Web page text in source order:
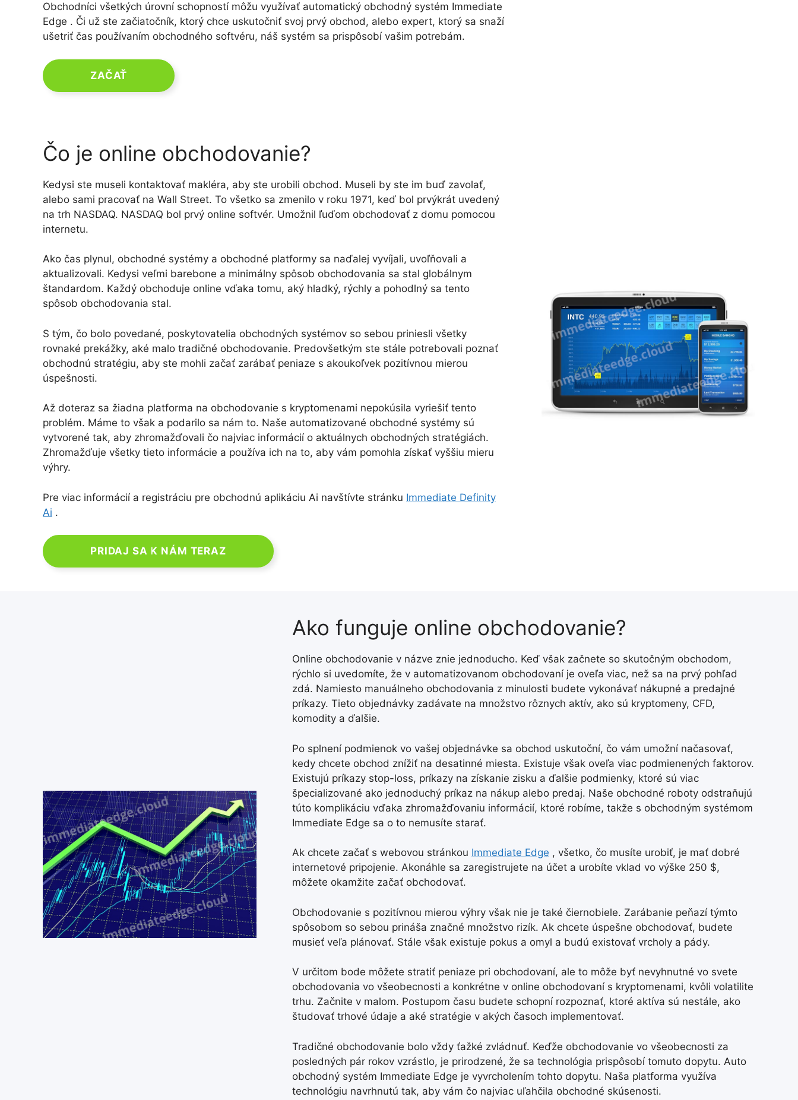
Obchodníci všetkých úrovní schopností môžu využívať automatický obchodný systém Immediate
Edge . Či už ste začiatočník, ktorý chce uskutočniť svoj prvý obchod, alebo expert, ktorý sa snaží
ušetriť čas používaním obchodného softvéru, náš systém sa prispôsobí vašim potrebám.
ZAČAŤ
Čo je online obchodovanie?
Kedysi ste museli kontaktovať makléra, aby ste urobili obchod. Museli by ste im buď zavolať,
alebo sami pracovať na Wall Street. To všetko sa zmenilo v roku 1971, keď bol prvýkrát uvedený
na trh NASDAQ. NASDAQ bol prvý online softvér. Umožnil ľuďom obchodovať z domu pomocou
internetu.
Ako čas plynul, obchodné systémy a obchodné platformy sa naďalej vyvíjali, uvoľňovali a
aktualizovali. Kedysi veľmi barebone a minimálny spôsob obchodovania sa stal globálnym
štandardom. Každý obchoduje online vďaka tomu, aký hladký, rýchly a pohodlný sa tento
spôsob obchodovania stal.
S tým, čo bolo povedané, poskytovatelia obchodných systémov so sebou priniesli všetky
rovnaké prekážky, aké malo tradičné obchodovanie. Predovšetkým ste stále potrebovali poznať
obchodnú stratégiu, aby ste mohli začať zarábať peniaze s akoukoľvek pozitívnou mierou
úspešnosti.
Až doteraz sa žiadna platforma na obchodovanie s kryptomenami nepokúsila vyriešiť tento
problém. Máme to však a podarilo sa nám to. Naše automatizované obchodné systémy sú
vytvorené tak, aby zhromažďovali čo najviac informácií o aktuálnych obchodných stratégiách.
Zhromažďuje všetky tieto informácie a používa ich na to, aby vám pomohla získať vyššiu mieru
výhry.
Pre viac informácií a registráciu pre obchodnú aplikáciu Ai navštívte stránku Immediate Definity
Ai .
PRIDAJ SA K NÁM TERAZ
Ako funguje online obchodovanie?
Online obchodovanie v názve znie jednoducho. Keď však začnete so skutočným obchodom,
rýchlo si uvedomíte, že v automatizovanom obchodovaní je oveľa viac, než sa na prvý pohľad
zdá. Namiesto manuálneho obchodovania z minulosti budete vykonávať nákupné a predajné
príkazy. Tieto objednávky zadávate na množstvo rôznych aktív, ako sú kryptomeny, CFD,
komodity a ďalšie.
Po splnení podmienok vo vašej objednávke sa obchod uskutoční, čo vám umožní načasovať,
kedy chcete obchod znížiť na desatinné miesta. Existuje však oveľa viac podmienených faktorov.
Existujú príkazy stop-loss, príkazy na získanie zisku a ďalšie podmienky, ktoré sú viac
špecializované ako jednoduchý príkaz na nákup alebo predaj. Naše obchodné roboty odstraňujú
túto komplikáciu vďaka zhromažďovaniu informácií, ktoré robíme, takže s obchodným systémom
Immediate Edge sa o to nemusíte starať.
Ak chcete začať s webovou stránkou Immediate Edge , všetko, čo musíte urobiť, je mať dobré
internetové pripojenie. Akonáhle sa zaregistrujete na účet a urobíte vklad vo výške 250 $,
môžete okamžite začať obchodovať.
Obchodovanie s pozitívnou mierou výhry však nie je také čiernobiele. Zarábanie peňazí týmto
spôsobom so sebou prináša značné množstvo rizík. Ak chcete úspešne obchodovať, budete
musieť veľa plánovať. Stále však existuje pokus a omyl a budú existovať vrcholy a pády.
V určitom bode môžete stratiť peniaze pri obchodovaní, ale to môže byť nevyhnutné vo svete
obchodovania vo všeobecnosti a konkrétne v online obchodovaní s kryptomenami, kvôli volatilite
trhu. Začnite v malom. Postupom času budete schopní rozpoznať, ktoré aktíva sú nestále, ako
študovať trhové údaje a aké stratégie v akých časoch implementovať.
Tradičné obchodovanie bolo vždy ťažké zvládnuť. Keďže obchodovanie vo všeobecnosti za
posledných pár rokov vzrástlo, je prirodzené, že sa technológia prispôsobí tomuto dopytu. Auto
obchodný systém Immediate Edge je vyvrcholením tohto dopytu. Naša platforma využíva
technológiu navrhnutú tak, aby vám čo najviac uľahčila obchodné skúsenosti.